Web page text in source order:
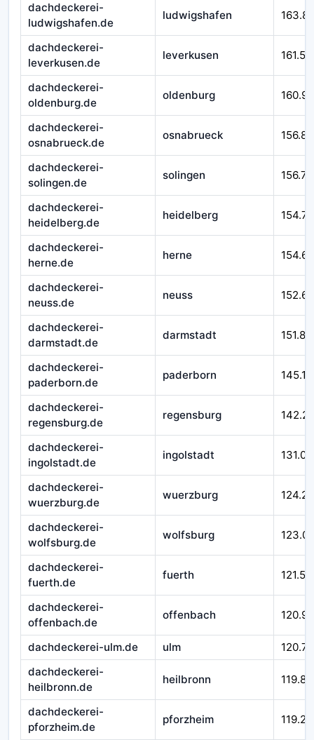
dachdeckerei-
ludwigshafen.de
ludwigshafen
dachdeckerei-
leverkusen.de
leverkusen
dachdeckerei-
oldenburg.de
oldenburg
dachdeckerei-
osnabrueck.de
osnabrueck
dachdeckerei-
solingen.de
solingen
dachdeckerei-
heidelberg.de
heidelberg
dachdeckerei-
herne.de
herne
dachdeckerei-
neuss.de
neuss
dachdeckerei-
darmstadt.de
darmstadt
dachdeckerei-
paderborn.de
paderborn
dachdeckerei-
regensburg.de
regensburg
dachdeckerei-
ingolstadt.de
ingolstadt
dachdeckerei-
wuerzburg.de
wuerzburg
dachdeckerei-
wolfsburg.de
wolfsburg
dachdeckerei-
fuerth.de
fuerth
dachdeckerei-
offenbach.de
offenbach
dachdeckerei-ulm.de ulm
dachdeckerei-
heilbronn.de
heilbronn
dachdeckerei-
pforzheim.de
pforzheim